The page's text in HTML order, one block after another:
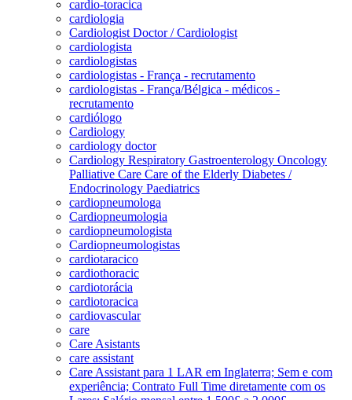
cardio-toracica
cardiologia
Cardiologist Doctor / Cardiologist
cardiologista
cardiologistas
cardiologistas - França - recrutamento
cardiologistas - França/Bélgica - médicos -
recrutamento
cardiólogo
Cardiology
cardiology doctor
Cardiology Respiratory Gastroenterology Oncology
Palliative Care Care of the Elderly Diabetes /
Endocrinology Paediatrics
cardiopneumologa
Cardiopneumologia
cardiopneumologista
Cardiopneumologistas
cardiotaracico
cardiothoracic
cardiotorácia
cardiotoracica
cardiovascular
care
Care Asistants
care assistant
Care Assistant para 1 LAR em Inglaterra; Sem e com
experiência; Contrato Full Time diretamente com os